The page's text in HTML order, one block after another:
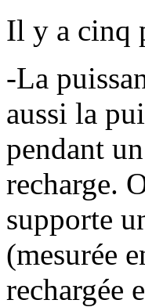
Il y a cinq
-La
aussi la
pendant
recharge.
supporte
(mesurée
rechargée